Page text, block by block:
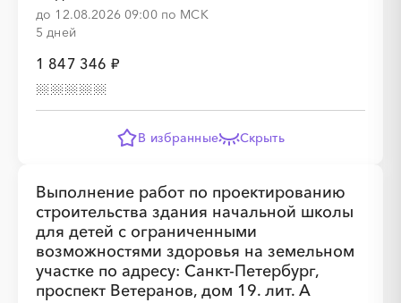
до 12.08.2026 09:00 по МСК
5 дней
1 847 346 ₽
В избранные Скрыть
Выполнение работ по проектированию
строительства здания начальной школы
для детей с ограниченными
возможностями здоровья на земельном
участке по адресу: Санкт-Петербург,
проспект Ветеранов, дом 19. лит. А